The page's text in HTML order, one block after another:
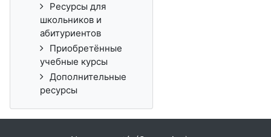
Ресурсы для
школьников и
абитуриентов
Приобретённые
учебные курсы
Дополнительные
ресурсы